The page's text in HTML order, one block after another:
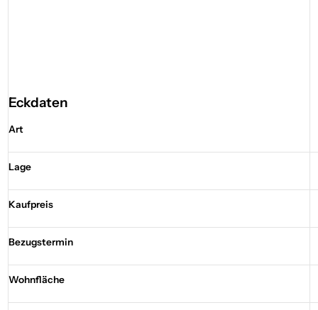
Eckdaten
Art
Lage
Kaufpreis
Bezugstermin
Wohnfläche